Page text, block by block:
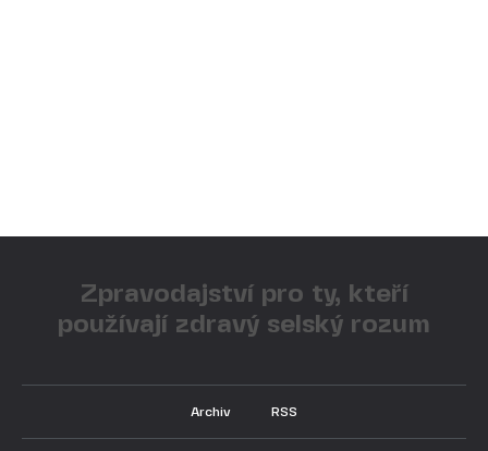
Zpravodajství pro ty, kteří
používají zdravý selský rozum
Archiv RSS